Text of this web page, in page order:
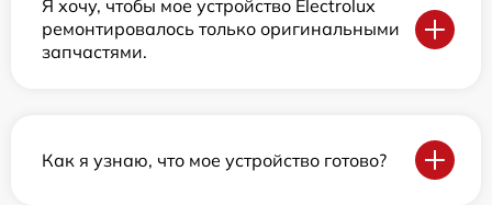
Я хочу, чтобы мое устройство Electrolux
ремонтировалось только оригинальными
запчастями.
Как я узнаю, что мое устройство готово?